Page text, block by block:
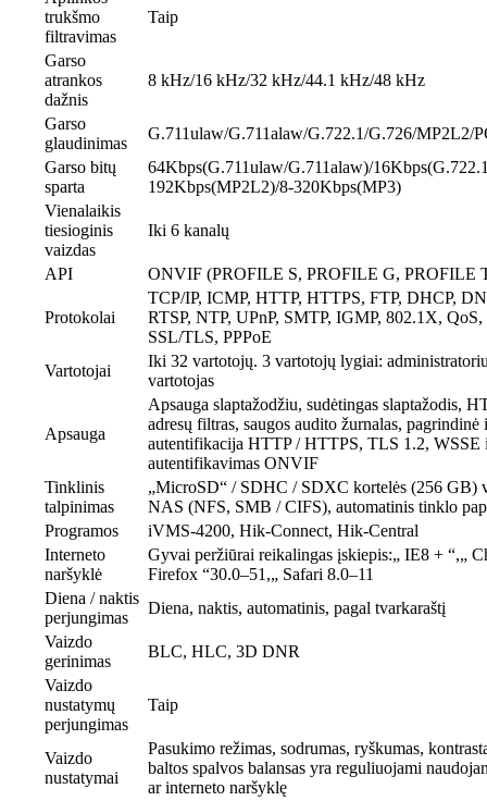
trukšmo
filtravimas
Taip
Garso
atrankos
dažnis
8 kHz/16 kHz/32 kHz/44.1 kHz/48 kHz
Garso
glaudinimas
G.711ulaw/G.711alaw/G.722.1/G.726/MP2L2/
Garso bitų
sparta
64Kbps(G.711ulaw/G.711alaw)/
192Kbps(MP2L2)/8-320Kbps(MP3)
Vienalaikis
tiesioginis
vaizdas
Iki 6 kanalų
API ONVIF (PROFILE S, PROFILE G, PROFILE
Protokolai
TCP/IP, ICMP, HTTP, HTTPS, FTP, DHCP,
RTSP, NTP, UPnP, SMTP, IGMP, 802.1X,
SSL/TLS, PPPoE
Vartotojai
Iki 32 vartotojų. 3 vartotojų lygiai:
vartotojas
Apsauga
Apsauga slaptažodžiu, sudėtingas slaptažodis,
adresų filtras, saugos audito žurnalas, pagrindinė
autentifikacija HTTP / HTTPS, TLS 1.2, WSSE
autentifikavimas ONVIF
Tinklinis
talpinimas
„MicroSD“ / SDHC / SDXC kortelės (256 GB)
NAS (NFS, SMB / CIFS), automatinis tinklo
Programos
iVMS-4200, Hik-Connect, Hik-Central
Interneto
naršyklė
Gyvai peržiūrai reikalingas įskiepis:„ IE8 + “,„
Firefox “30.0–51,„ Safari 8.0–11
Diena / naktis
perjungimas
Diena, naktis, automatinis, pagal tvarkaraštį
Vaizdo
gerinimas
BLC, HLC, 3D DNR
Vaizdo
nustatymų
perjungimas
Taip
Vaizdo
nustatymai
Pasukimo režimas, sodrumas, ryškumas,
baltos spalvos balansas yra reguliuojami
ar interneto naršyklę